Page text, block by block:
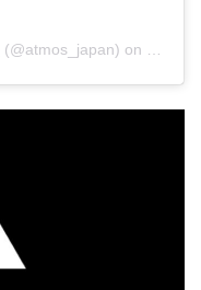
(@atmos_japan) on Dec